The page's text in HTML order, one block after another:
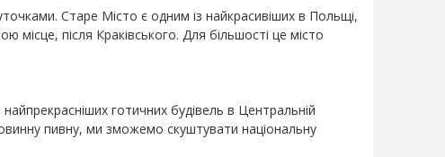
Старе Місто є одним із найкрасивіших в Польщі,
після Краківського. Для більшості це місто
готичних будівель в Центральній
пивну, ми зможемо скуштувати національну